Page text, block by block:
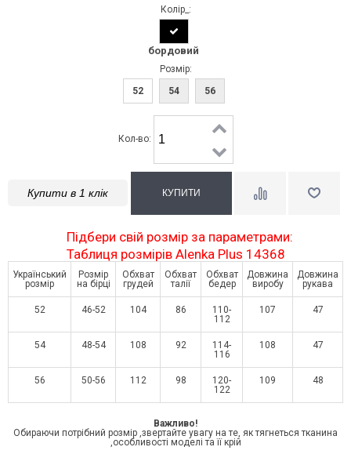
Колір_:
бордовий
Розмір:
52
54 56
Кол-во:
Купити в 1 клік
Підбери свій розмір за параметрами:
Таблиця розмірів Alenka Plus 14368
Український
розмір
Розмір
на бірці
Обхват
грудей
Обхват
талії
Обхват
бедер
Довжина
виробу
Довжина
рукава
52 46-52 104 86
110-
112
107 47
54 48-54 108 92
114-
116
108 47
56 50-56 112 98
120-
122
109 48
Важливо!
Обираючи потрібний розмір ,звертайте увагу на те, як тягнеться тканина
,особливості моделі та її крій